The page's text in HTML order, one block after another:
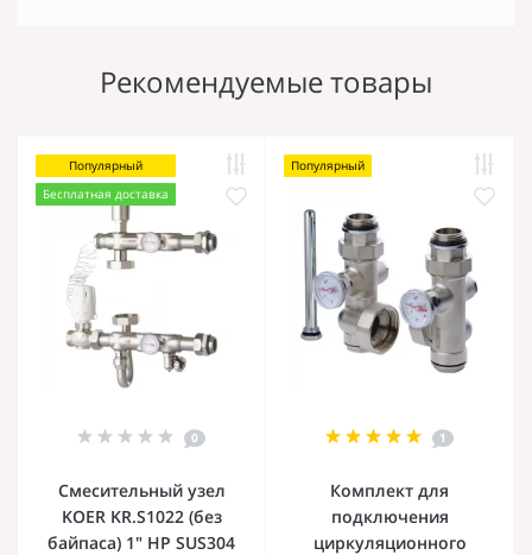
Рекомендуемые товары
Популярный
Бесплатная доставка
0
Смесительный узел
KOER KR.S1022 (без
байпаса) 1" НР SUS304
Популярный
1
Комплект для
подключения
циркуляционного